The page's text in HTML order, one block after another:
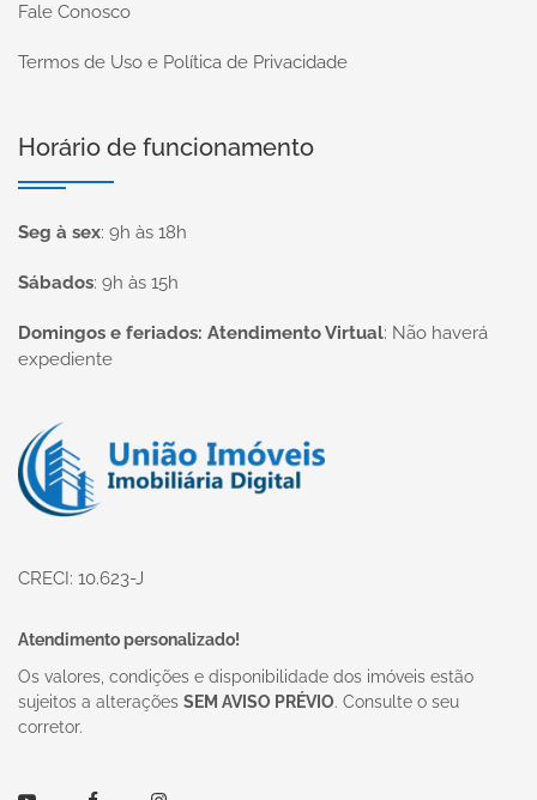
Fale Conosco
Termos de Uso e Política de Privacidade
Horário de funcionamento
Seg à sex: 9h às 18h
Sábados: 9h às 15h
Domingos e feriados: Atendimento Virtual: Não haverá
expediente
Página inicial
CRECI: 10.623-J
Atendimento personalizado!
Os valores, condições e disponibilidade dos imóveis estão
sujeitos a alterações SEM AVISO PRÉVIO. Consulte o seu
corretor.